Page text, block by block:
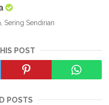
Sering Sendirian
POST
POSTS